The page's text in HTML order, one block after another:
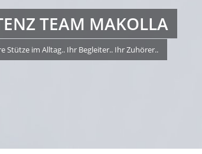
TEAM MAKOLLA
Stütze im Alltag.. Ihr Begleiter.. Ihr Zuhörer..